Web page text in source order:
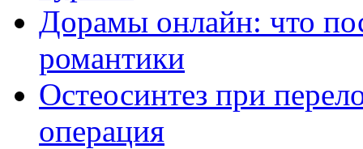
Дорамы онлайн: что
романтики
Остеосинтез при
операция